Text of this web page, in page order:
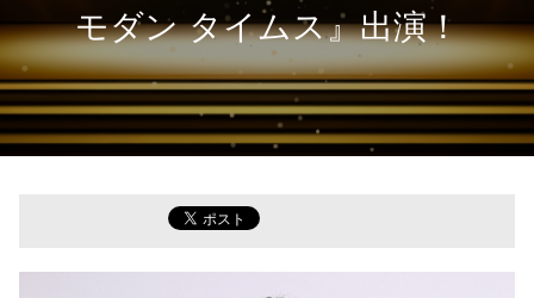
モダン タイムス』出演！